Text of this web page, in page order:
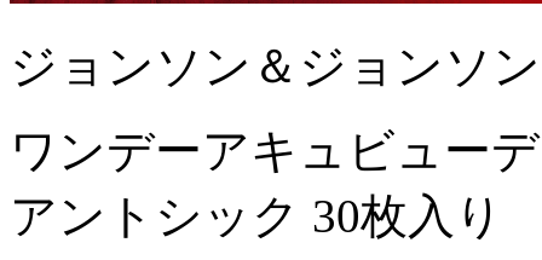
ジョンソン＆ジョンソン
ワンデーアキュビュー
アントシック 30枚入り